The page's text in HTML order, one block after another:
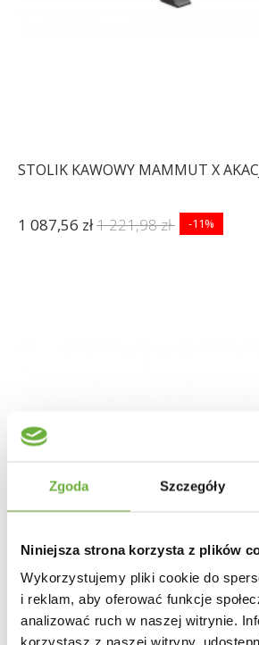
Zgoda Szczegóły
Niniejsza strona korzysta z plików
Wykorzystujemy pliki cookie do
i reklam, aby oferować funkcje
analizować ruch w naszej witrynie.
korzystasz z naszej witryny,
STOLIK KAWOWY MAMMUT X
1 087,56 zł1 221,98 zł -11%